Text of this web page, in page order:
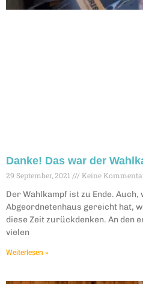
Danke! Das war der
29 September, 2021 Keine
Der Wahlkampf ist zu Ende.
Abgeordnetenhaus gereicht hat,
diese Zeit zurückdenken. An den
vielen
Weiterlesen »